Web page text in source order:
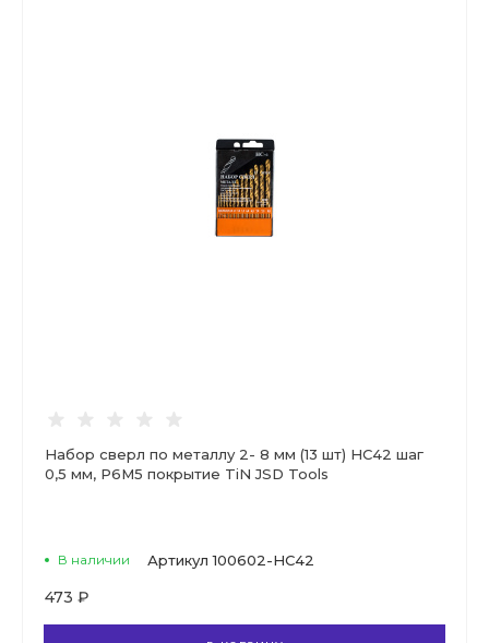
Набор сверл по металлу 2- 8 мм (13 шт) НС42 шаг
0,5 мм, Р6М5 покрытие TiN JSD Tools
В наличии Артикул 100602-НС42
473 ₽